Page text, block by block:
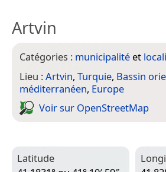
Artvin
Catégories : municipalité et
Lieu :Artvin, Turquie, Bassin
méditerranéen, Europe
Voir sur Open­Street­Map
Latitude